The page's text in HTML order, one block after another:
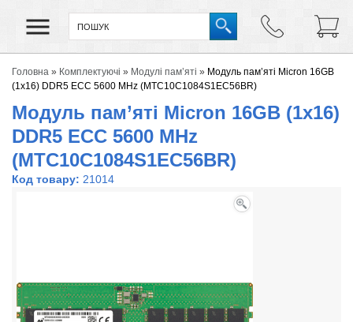
Головна » Комплектуючі » Модулі пам’яті » Модуль пам’яті Micron 16GB
(1x16) DDR5 ECC 5600 MHz (MTC10C1084S1EC56BR)
Модуль пам’яті Micron 16GB (1x16)
DDR5 ECC 5600 MHz
(MTC10C1084S1EC56BR)
Код товару: 21014